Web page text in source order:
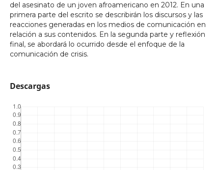
del asesinato de un joven afroamericano en 2012. En una
primera parte del escrito se describirán los discursos y las
reacciones generadas en los medios de comunicación en
relación a sus contenidos. En la segunda parte y reflexión
final, se abordará lo ocurrido desde el enfoque de la
comunicación de crisis.
Descargas